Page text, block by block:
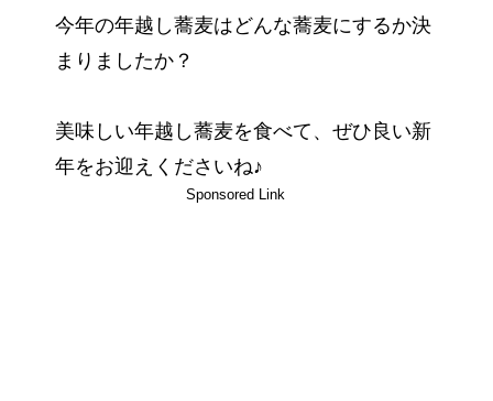
今年の年越し蕎麦はどんな蕎麦にするか決
まりましたか？
美味しい年越し蕎麦を食べて、ぜひ良い新
年をお迎えくださいね♪
Sponsored Link